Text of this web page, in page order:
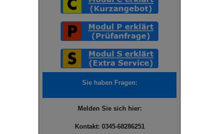
Sie haben Fragen:
Melden Sie sich hier:
Kontakt: 0345-68286251